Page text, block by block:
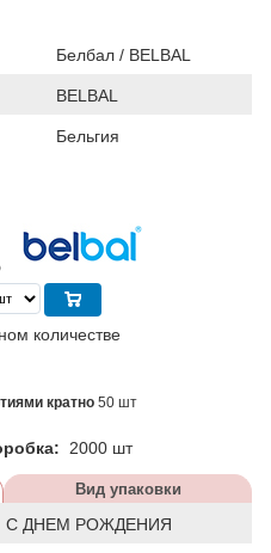
Белбал / BELBAL
BELBAL
Бельгия
количестве
кратно 50 шт
2000 шт
Вид упаковки
С ДНЕМ РОЖДЕНИЯ